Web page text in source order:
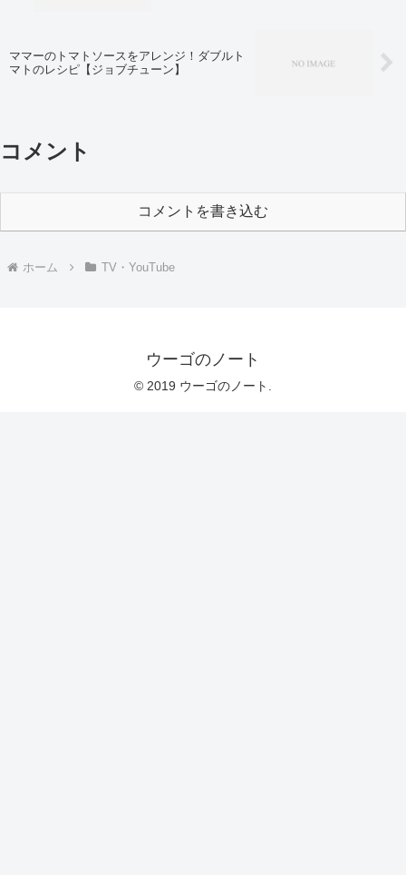
ママーのトマトソースをアレンジ！ダブルト
マトのレシピ【ジョブチューン】
コメント
コメントを書き込む
ホーム TV・YouTube
ウーゴのノート
© 2019 ウーゴのノート.